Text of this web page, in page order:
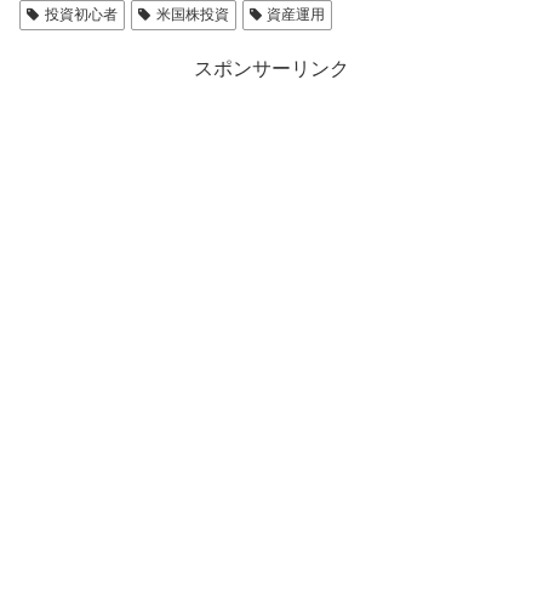
投資初心者 米国株投資 資産運用
スポンサーリンク